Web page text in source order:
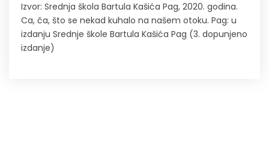
Izvor: Srednja škola Bartula Kašića Pag, 2020. godina.
Ca, ča, što se nekad kuhalo na našem otoku. Pag: u
izdanju Srednje škole Bartula Kašića Pag (3. dopunjeno
izdanje)